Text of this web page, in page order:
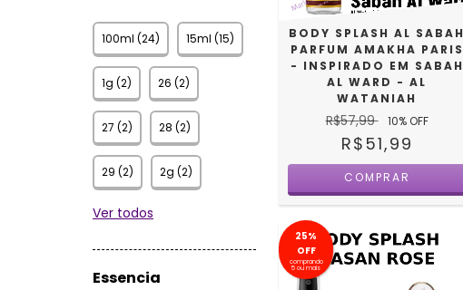
100ml (24) 15ml (15)
1g (2) 26 (2)
27 (2) 28 (2)
29 (2) 2g (2)
Ver todos
Essencia
BODY SPLASH AL SABAH
PARFUM AMAKHA PARIS
- INSPIRADO EM SABAH
AL WARD - AL
WATANIAH
R$57,99 10% OFF
R$51,99
COMPRAR
25%
OFF
comprando
5 ou mais